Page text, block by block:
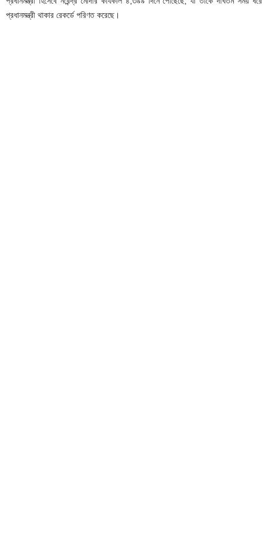
প্রধানমন্ত্রী থাকার রেকর্ডে পরিণত করেছে।